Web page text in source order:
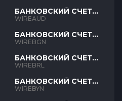
БАНКОВСКИЙ СЧЕТ
AUD
WIREAUD
БАНКОВСКИЙ СЧЕТ
BGN
WIREBGN
БАНКОВСКИЙ СЧЕТ
BRL
WIREBRL
БАНКОВСКИЙ СЧЕТ
BYN
WIREBYN